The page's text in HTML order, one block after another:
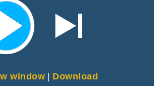
window | Download